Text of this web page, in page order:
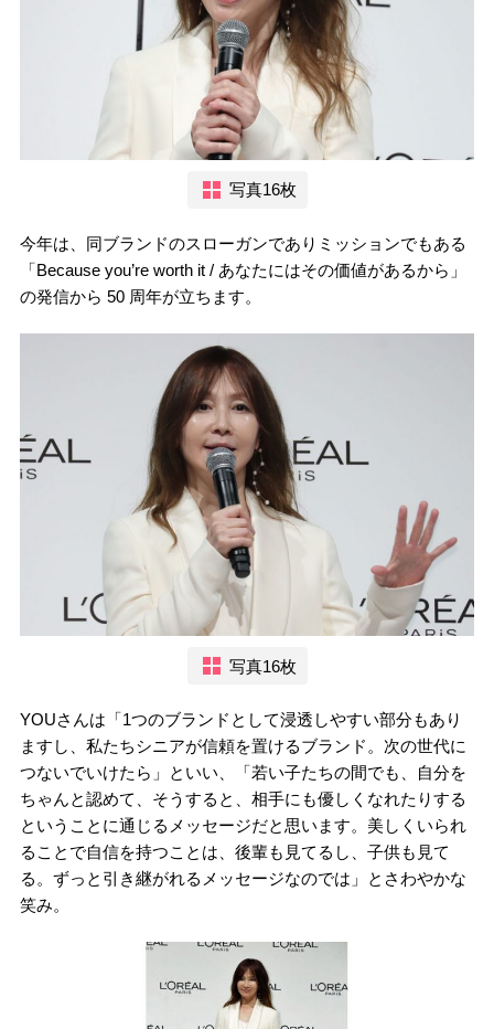
写真16枚
今年は、同ブランドのスローガンでありミッションでもある
「Because you’re worth it / あなたにはその価値があるから」
の発信から 50 周年が立ちます。
写真16枚
YOUさんは「1つのブランドとして浸透しやすい部分もあり
ますし、私たちシニアが信頼を置けるブランド。次の世代に
つないでいけたら」といい、「若い子たちの間でも、自分を
ちゃんと認めて、そうすると、相手にも優しくなれたりする
ということに通じるメッセージだと思います。美しくいられ
ることで自信を持つことは、後輩も見てるし、子供も見て
る。ずっと引き継がれるメッセージなのでは」とさわやかな
笑み。